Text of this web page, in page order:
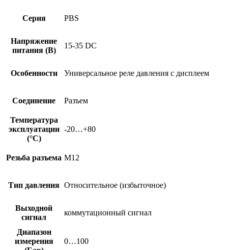
Серия PBS
Напряжение
питания (В)
15-35 DC
Особенности Универсальное реле давления с дисплеем
Соединение Разъем
Температура
эксплуатации
(°C)
-20…+80
Резьба разъема M12
Тип давления Относительное (избыточное)
Выходной
сигнал
коммутационный сигнал
Диапазон
измерения
0…100